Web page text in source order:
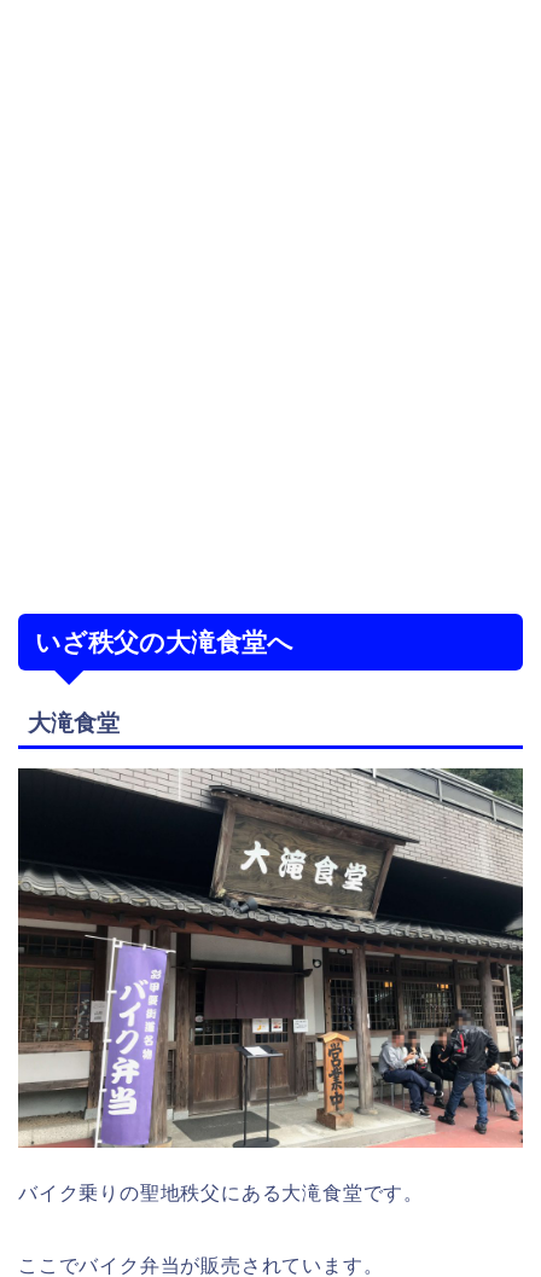
いざ秩父の大滝食堂へ
大滝食堂
バイク乗りの聖地秩父にある大滝食堂です。
ここでバイク弁当が販売されています。